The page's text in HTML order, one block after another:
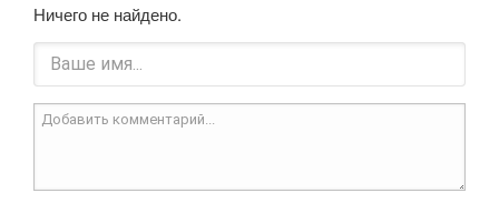
Ничего не найдено.